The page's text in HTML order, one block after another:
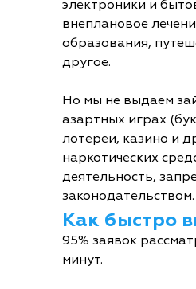
электроники и
внеплановое
образования,
другое.
Но мы не выдаем
азартных играх
лотереи, казино и
наркотических
деятельность,
законодательством.
Как быстро
95% заявок
минут.